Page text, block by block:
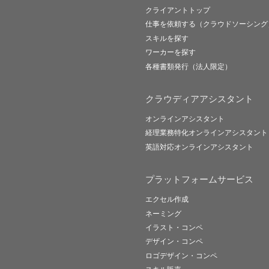
クライアントトップ
仕事を依頼する（クラウドソーシング
スキルを探す
ワーカーを探す
各種書類発行（法人限定）
クラウディアアシスタント
オンラインアシスタント
経理業務特化オンラインアシスタント
英語対応オンラインアシスタント
プラットフォームサービス
エクセル作成
ネーミング
イラスト・コンペ
デザイン・コンペ
ロゴデザイン・コンペ